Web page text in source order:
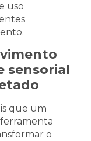
uso
sensorial
que um
o